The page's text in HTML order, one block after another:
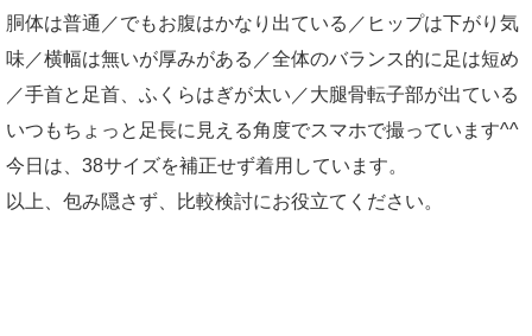
胴体は普通／でもお腹はかなり出ている／ヒップは下がり気
味／横幅は無いが厚みがある／全体のバランス的に足は短め
／手首と足首、ふくらはぎが太い／大腿骨転子部が出ている
いつもちょっと足長に見える角度でスマホで撮っています^^
今日は、38サイズを補正せず着用しています。
以上、包み隠さず、比較検討にお役立てください。